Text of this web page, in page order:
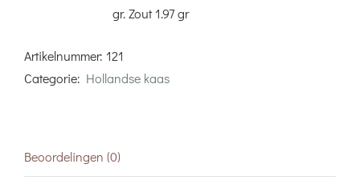
gr. Zout 1.97 gr
Artikelnummer: 121
Categorie: Hollandse kaas
Beoordelingen (0)